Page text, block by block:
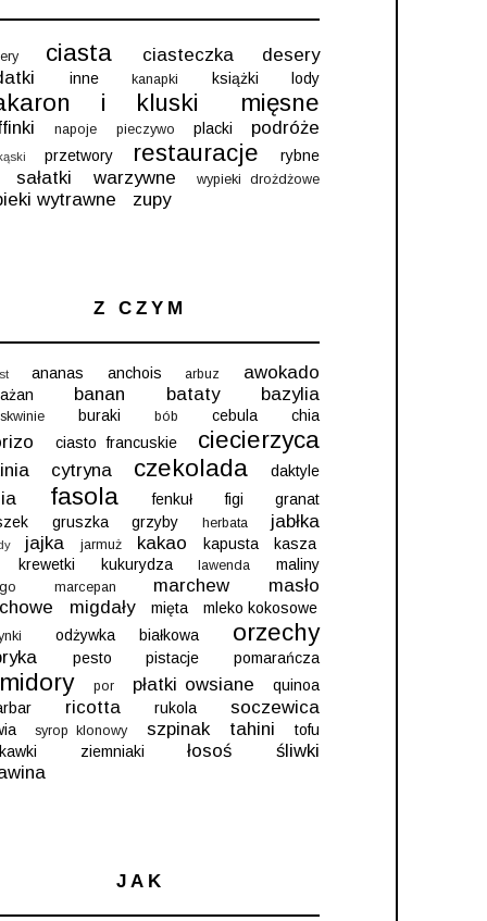
ciasta ciasteczka
desery
inne kanapki książki lody
i kluski mięsne
napoje pieczywo placki podróże
przetwory restauracje rybne
sałatki warzywne wypieki drożdżowe
wytrawne zupy
Z CZYM
ananas anchois arbuz awokado
banan bataty bazylia
buraki bób cebula chia
ciasto francuskie ciecierzyca
cytryna czekolada daktyle
fasola fenkuł figi
granat
gruszka grzyby herbata jabłka
jajka jarmuż kakao kapusta
kasza
krewetki
kukurydza lawenda maliny
marcepan marchew
masło
migdały mięta mleko kokosowe
odżywka białkowa orzechy
pesto pistacje pomarańcza
por płatki owsiane
quinoa
ricotta rukola soczewica
syrop klonowy szpinak tahini
tofu
ziemniaki łosoś
śliwki
JAK